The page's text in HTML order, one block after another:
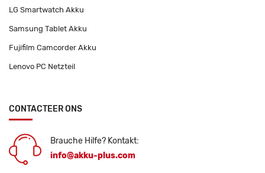
LG Smartwatch Akku
Samsung Tablet Akku
Fujifilm Camcorder Akku
Lenovo PC Netzteil
CONTACTEER ONS
Brauche Hilfe? Kontakt:
info@akku-plus.com